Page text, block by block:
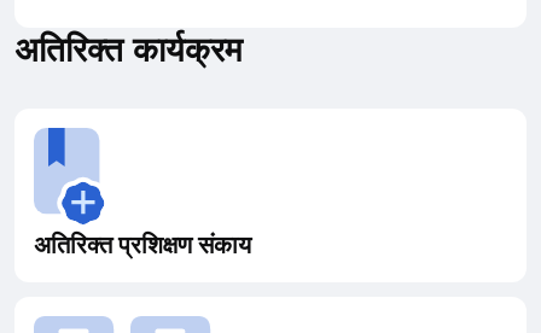
अतिरिक्त कार्यक्रम
अतिरिक्त प्रशिक्षण संकाय